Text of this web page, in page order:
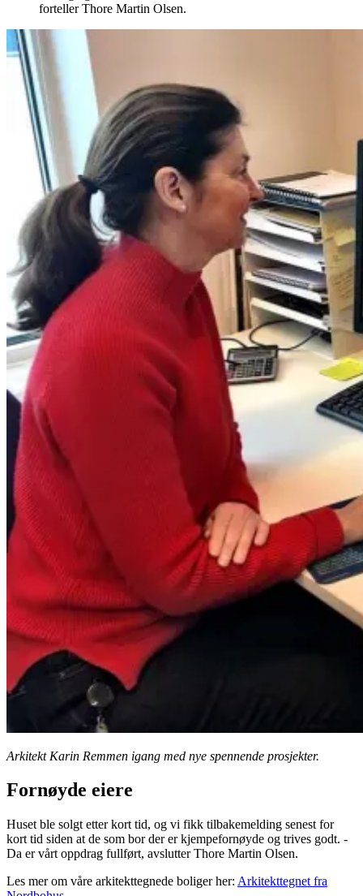
forteller Thore Martin Olsen.
Arkitekt Karin Remmen igang med nye spennende prosjekter.
Fornøyde eiere
Huset ble solgt etter kort tid, og vi fikk tilbakemelding senest for
kort tid siden at de som bor der er kjempefornøyde og trives godt. -
Da er vårt oppdrag fullført, avslutter Thore Martin Olsen.
Les mer om våre arkitekttegnede boliger her: Arkitekttegnet fra